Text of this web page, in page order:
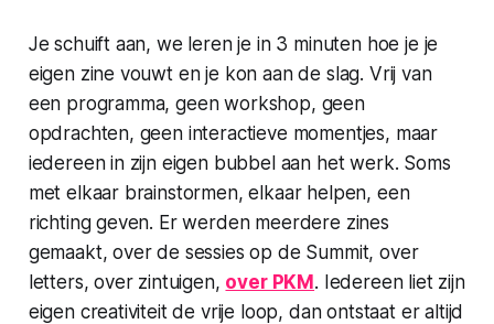
Je schuift aan, we leren je in 3 minuten hoe je je
eigen zine vouwt en je kon aan de slag. Vrij van
een programma, geen workshop, geen
opdrachten, geen interactieve momentjes, maar
iedereen in zijn eigen bubbel aan het werk. Soms
met elkaar brainstormen, elkaar helpen, een
richting geven. Er werden meerdere zines
gemaakt, over de sessies op de Summit, over
letters, over zintuigen, over PKM. Iedereen liet zijn
eigen creativiteit de vrije loop, dan ontstaat er altijd